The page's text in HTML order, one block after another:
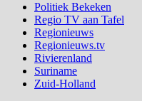
Politiek Bekeken
Regio TV aan Tafel
Regionieuws
Regionieuws.tv
Rivierenland
Suriname
Zuid-Holland